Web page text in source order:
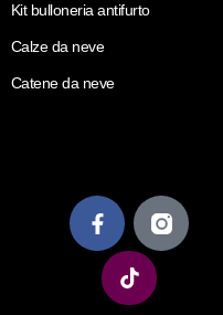
Kit bulloneria antifurto
Calze da neve
Catene da neve